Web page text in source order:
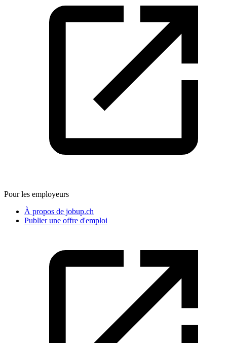
Pour les employeurs
À propos de jobup.ch
Publier une offre d'emploi